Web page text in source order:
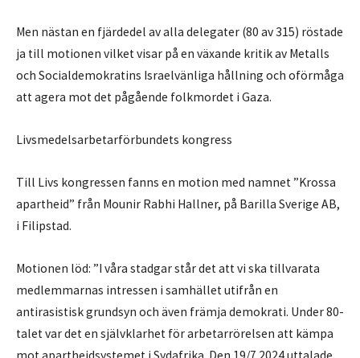
Men nästan en fjärdedel av alla delegater (80 av 315) röstade
ja till motionen vilket visar på en växande kritik av Metalls
och Socialdemokratins Israelvänliga hållning och oförmåga
att agera mot det pågående folkmordet i Gaza.
Livsmedelsarbetarförbundets kongress
Till Livs kongressen fanns en motion med namnet ”Krossa
apartheid” från Mounir Rabhi Hallner, på Barilla Sverige AB,
i Filipstad.
Motionen löd: ”I våra stadgar står det att vi ska tillvarata
medlemmarnas intressen i samhället utifrån en
antirasistisk grundsyn och även främja demokrati. Under 80-
talet var det en självklarhet för arbetarrörelsen att kämpa